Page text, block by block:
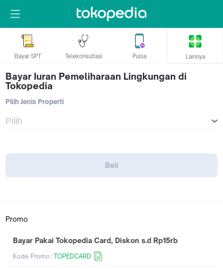
Bayar SPT Telekonsultasi Pulsa Lainnya
Bayar Iuran Pemeliharaan Lingkungan di
Tokopedia
Pilih Jenis Properti
Beli
Promo
Bayar Pakai Tokopedia Card, Diskon s.d Rp15rb
Kode Promo :TOPEDCARD